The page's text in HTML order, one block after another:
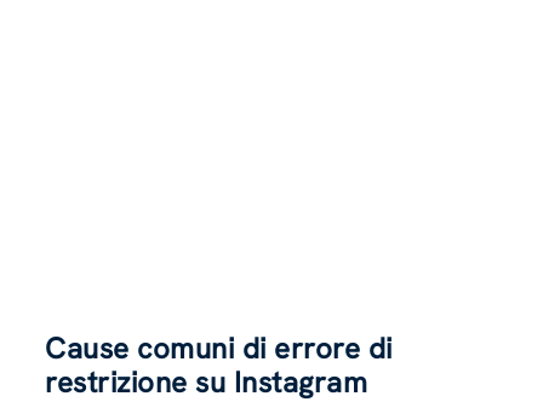
Cause comuni di errore di
restrizione su Instagram